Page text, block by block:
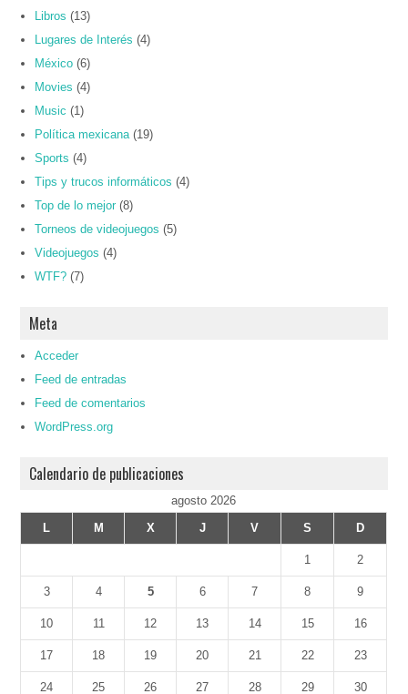
Libros (13)
Lugares de Interés (4)
México (6)
Movies (4)
Music (1)
Política mexicana (19)
Sports (4)
Tips y trucos informáticos (4)
Top de lo mejor (8)
Torneos de videojuegos (5)
Videojuegos (4)
WTF? (7)
Meta
Acceder
Feed de entradas
Feed de comentarios
WordPress.org
Calendario de publicaciones
agosto 2026
L
M X J V S D
1 2
3 4 5 6 7 8 9
10 11 12 13 14 15 16
17 18 19 20 21 22 23
24 25 26 27 28 29 30